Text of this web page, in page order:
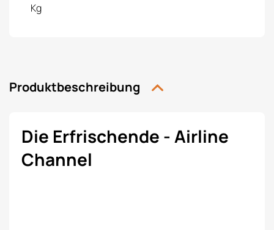
Kg
Produktbeschreibung
Die Erfrischende - Airline
Channel